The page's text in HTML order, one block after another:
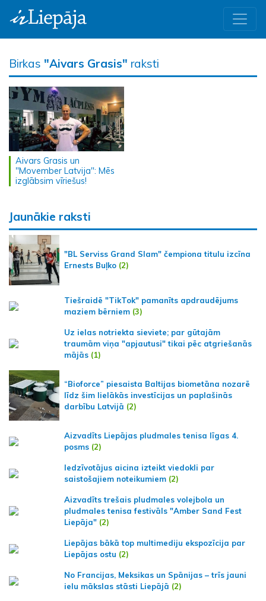
Birkas "Aivars Grasis" raksti
Aivars Grasis un
"Movember Latvija": Mēs
izglābsim vīriešus!
Jaunākie raksti
"BL Serviss Grand Slam" čempiona titulu izcīna
Ernests Buļko (2)
Tiešraidē "TikTok" pamanīts apdraudējums
maziem bērniem (3)
Uz ielas notriekta sieviete; par gūtajām
traumām viņa "apjautusi" tikai pēc atgriešanās
mājās (1)
“Bioforce” piesaista Baltijas biometāna nozarē
līdz šim lielākās investīcijas un paplašinās
darbību Latvijā (2)
Aizvadīts Liepājas pludmales tenisa līgas 4.
posms (2)
Iedzīvotājus aicina izteikt viedokli par
saistošajiem noteikumiem (2)
Aizvadīts trešais pludmales volejbola un
pludmales tenisa festivāls "Amber Sand Fest
Liepāja" (2)
Liepājas bākā top multimediju ekspozīcija par
Liepājas ostu (2)
No Francijas, Meksikas un Spānijas – trīs jauni
ielu mākslas stāsti Liepājā (2)